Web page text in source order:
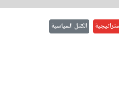
الكتل السياسية